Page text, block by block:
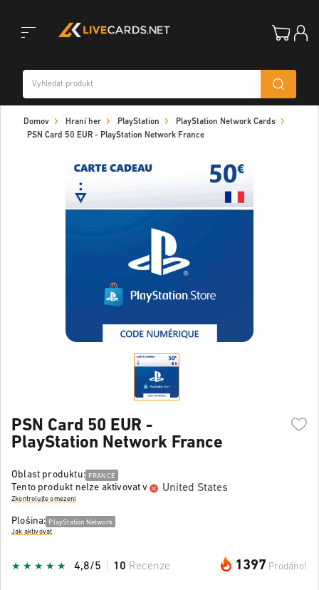
navigation
Domov Hraní her PlayStation
PlayStation Network Cards
PSN Card 50 EUR - PlayStation Network France
PSN Card 50 EUR -
PlayStation Network France
Oblast produktu: FRANCE
Tento produkt nelze aktivovat v United States
Zkontrolujte omezení
Plošina: PlayStation Network
Jak aktivovat
1397 Prodáno!
4,8/5 10 Recenze